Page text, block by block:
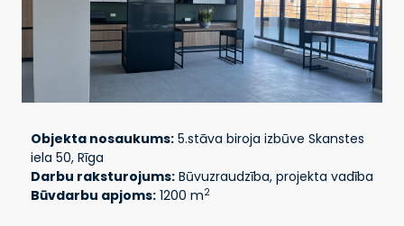
Objekta nosaukums: 5.stāva biroja izbūve Skanstes
iela 50, Rīga
Darbu raksturojums: Būvuzraudzība, projekta vadība
Būvdarbu apjoms: 1200 m2